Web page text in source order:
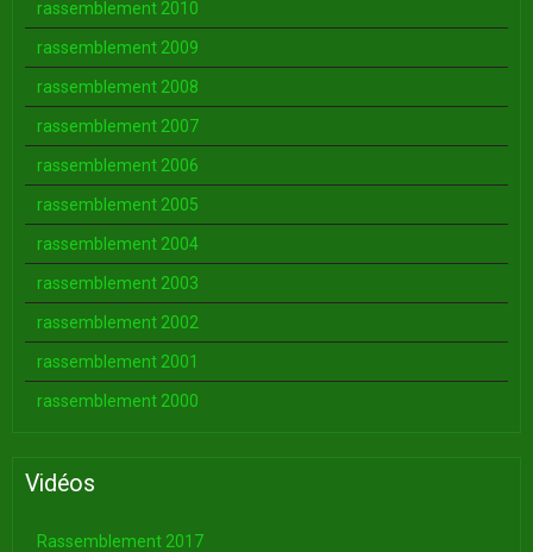
rassemblement 2010
rassemblement 2009
rassemblement 2008
rassemblement 2007
rassemblement 2006
rassemblement 2005
rassemblement 2004
rassemblement 2003
rassemblement 2002
rassemblement 2001
rassemblement 2000
Vidéos
Rassemblement 2017